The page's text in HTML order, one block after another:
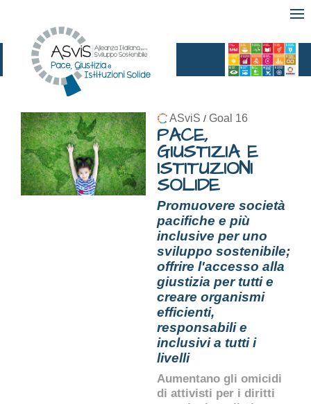
ASviS / Goal 16
PACE,
GIUSTIZIA E
ISTITUZIONI
SOLIDE
Promuovere società
pacifiche e più
inclusive per uno
sviluppo sostenibile;
offrire l'accesso alla
giustizia per tutti e
creare organismi
efficienti,
responsabili e
inclusivi a tutti i
livelli
Aumentano gli omicidi
di attivisti per i diritti